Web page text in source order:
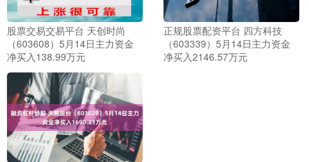
股票交易交易平台 天创时尚
（603608）5月14日主力资金
净买入138.99万元
正规股票配资平台 四方科技
（603339）5月14日主力资金
净买入2146.57万元